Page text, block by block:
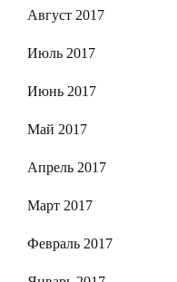
Август 2017
Июль 2017
Июнь 2017
Май 2017
Апрель 2017
Март 2017
Февраль 2017